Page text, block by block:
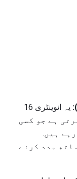
یہ انوینٹری 16
ہے جو کسی
ہیں.
مدد کرنے